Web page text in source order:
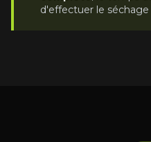
d'effectuer le séchage